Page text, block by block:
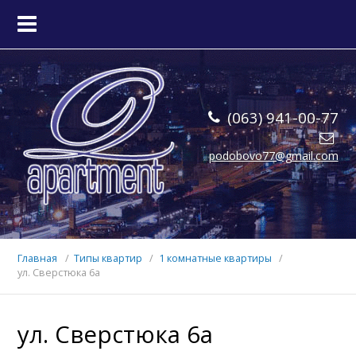
ГЛАВНАЯ
КВАРТИРЫ
О НАС
КОНТАКТЫ
(063) 941-00-77
podobovo77@gmail.com
Главная Типы квартир
1 комнатные квартиры
ул. Сверстюка 6а
ул. Сверстюка 6а